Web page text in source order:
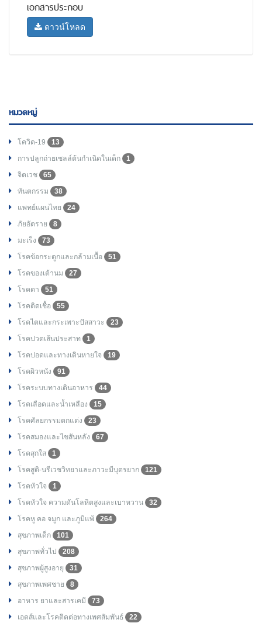
เอกสารประกอบ
ดาวน์โหลด
หมวดหมู่
โควิด-19
13
การปลูกถ่ายเซลล์ต้นกำเนิดในเด็ก
1
จิตเวช
65
ทันตกรรม
38
แพทย์แผนไทย
24
ภัยอัตราย
8
มะเร็ง
73
โรคข้อกระดูกและกล้ามเนื้อ
51
โรคของเต้านม
27
โรคตา
51
โรคติดเชื้อ
55
โรคไตและกระเพาะปัสสาวะ
23
โรคปวดเส้นประสาท
1
โรคปอดและทางเดินหายใจ
19
โรคผิวหนัง
91
โรคระบบทางเดินอาหาร
44
โรคเลือดและน้ำเหลือง
15
โรคศัลยกรรมตกแต่ง
23
โรคสมองและไขสันหลัง
67
โรคสุกใส
1
โรคสูติ-นรีเวชวิทยาและภาวะมีบุตรยาก
121
โรคหัวใจ
1
โรคหัวใจ ความดันโลหิตสูงและเบาหวาน
32
โรคหู คอ จมูก และภูมิแพ้
264
สุขภาพเด็ก
101
สุขภาพทั่วไป
208
สุขภาพผู้สูงอายุ
31
สุขภาพเพศชาย
8
อาหาร ยาและสารเคมี
73
เอดส์และโรคติดต่อทางเพศสัมพันธ์
22